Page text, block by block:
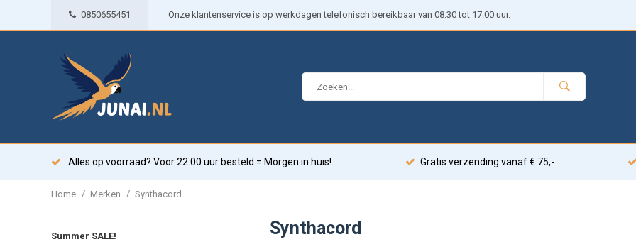
0850655451 Onze klantenservice is op werkdagen telefonisch bereikbaar van 08:30 tot 17:00 uur.
Alles op voorraad? Voor 22:00 uur besteld = Morgen in huis! Gratis verzending vanaf € 75,-
Home / Merken / Synthacord
Summer SALE! Synthacord